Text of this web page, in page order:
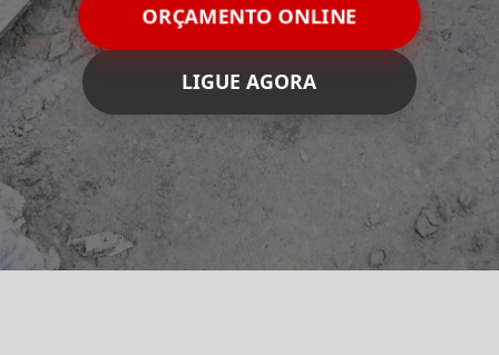
ORÇAMENTO ONLINE
LIGUE AGORA